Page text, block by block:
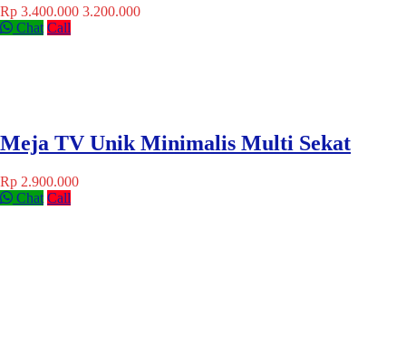
Rp 3.400.000 3.200.000
Chat Call
Meja TV Unik Minimalis Multi Sekat
Rp 2.900.000
Chat Call